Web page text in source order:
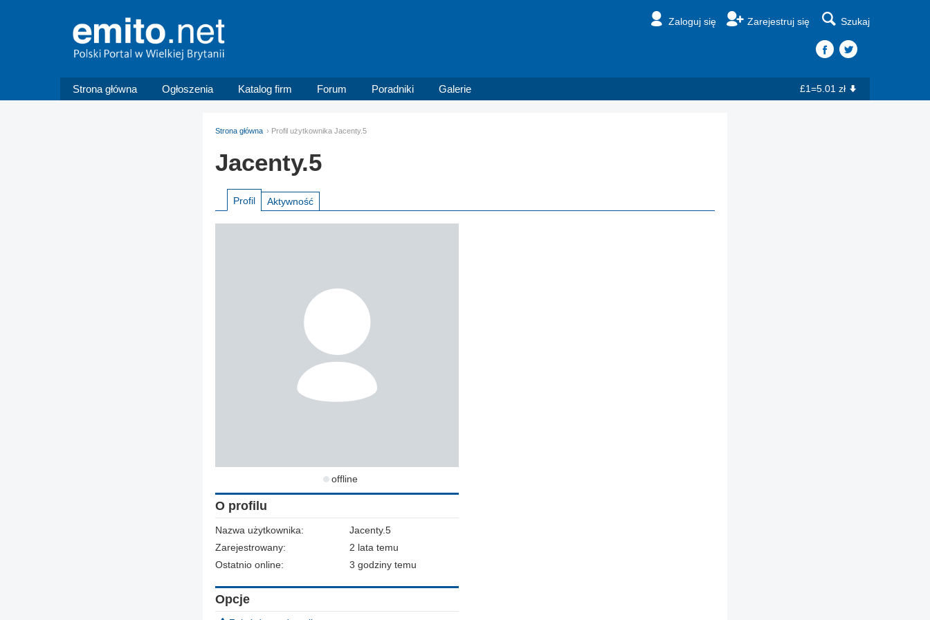
Zaloguj się Zarejestruj się Szukaj
Strona główna Ogłoszenia Katalog firm Forum Poradniki Galerie £1=5.01 zł
Strona główna Profil użytkownika Jacenty.5
Jacenty.5
Profil Aktywność
offline
O profilu
Nazwa użytkownika:
Jacenty.5
Zarejestrowany:
2 lata temu
Ostatnio online:
3 godziny temu
Opcje